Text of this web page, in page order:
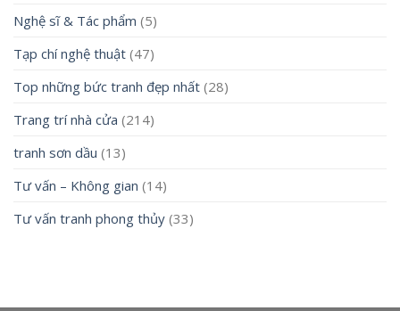
Nghệ sĩ & Tác phẩm (5)
Tạp chí nghệ thuật (47)
Top những bức tranh đẹp nhất (28)
Trang trí nhà cửa (214)
tranh sơn dầu (13)
Tư vấn – Không gian (14)
Tư vấn tranh phong thủy (33)